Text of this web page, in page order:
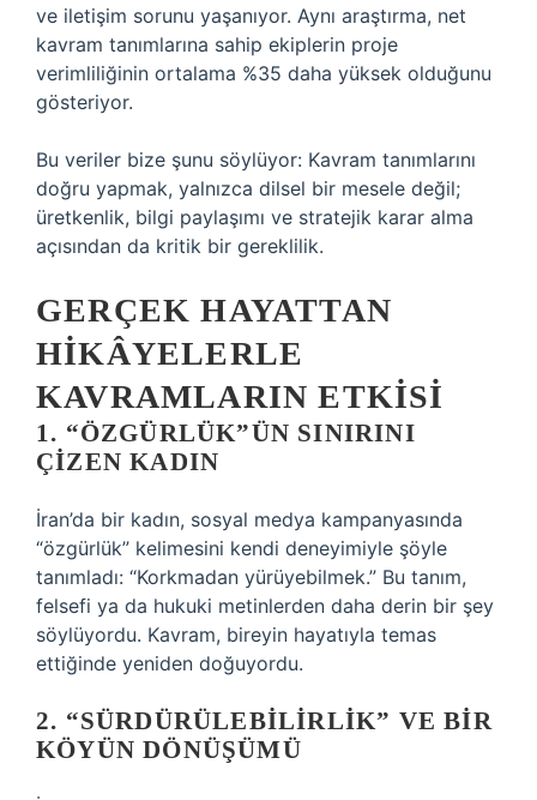
ve iletişim sorunu yaşanıyor. Aynı araştırma, net
kavram tanımlarına sahip ekiplerin proje
verimliliğinin ortalama %35 daha yüksek olduğunu
gösteriyor.
Bu veriler bize şunu söylüyor: Kavram tanımlarını
doğru yapmak, yalnızca dilsel bir mesele değil;
üretkenlik, bilgi paylaşımı ve stratejik karar alma
açısından da kritik bir gereklilik.
GERÇEK HAYATTAN
HIKÂYELERLE
KAVRAMLARIN ETKISI
1. “ÖZGÜRLÜK”ÜN SINIRINI
ÇIZEN KADIN
İran’da bir kadın, sosyal medya kampanyasında
“özgürlük” kelimesini kendi deneyimiyle şöyle
tanımladı: “Korkmadan yürüyebilmek.” Bu tanım,
felsefi ya da hukuki metinlerden daha derin bir şey
söylüyordu. Kavram, bireyin hayatıyla temas
ettiğinde yeniden doğuyordu.
2. “SÜRDÜRÜLEBILIRLIK” VE BIR
KÖYÜN DÖNÜŞÜMÜ